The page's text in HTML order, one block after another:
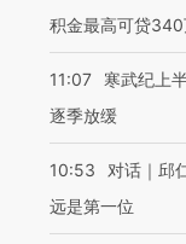
积金最高可贷
11:07
寒武纪上
逐季放缓
10:53
对话｜邱
远是第一位